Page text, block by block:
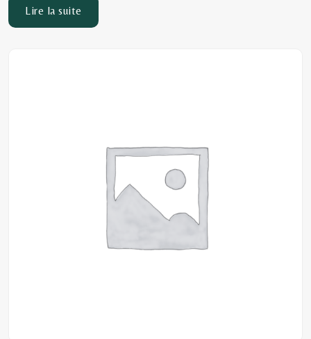
Lire la suite